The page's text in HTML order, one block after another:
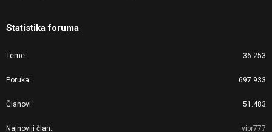
Statistika foruma
Teme 36.253
Poruka 697.933
Članovi 51.483
Najnoviji član vipr777